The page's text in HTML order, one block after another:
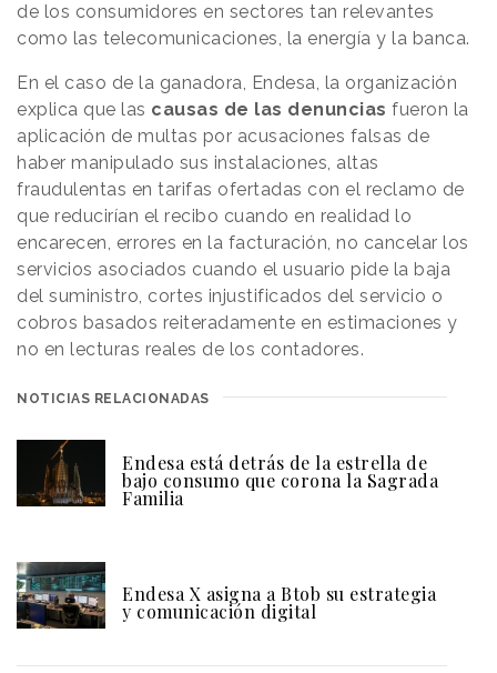
de los consumidores en sectores tan relevantes
como las telecomunicaciones, la energía y la banca.
En el caso de la ganadora, Endesa, la organización
explica que las causas de las denuncias fueron la
aplicación de multas por acusaciones falsas de
haber manipulado sus instalaciones, altas
fraudulentas en tarifas ofertadas con el reclamo de
que reducirían el recibo cuando en realidad lo
encarecen, errores en la facturación, no cancelar los
servicios asociados cuando el usuario pide la baja
del suministro, cortes injustificados del servicio o
cobros basados reiteradamente en estimaciones y
no en lecturas reales de los contadores.
NOTICIAS RELACIONADAS
Endesa está detrás de la estrella de
bajo consumo que corona la Sagrada
Familia
Endesa X asigna a Btob su estrategia
y comunicación digital